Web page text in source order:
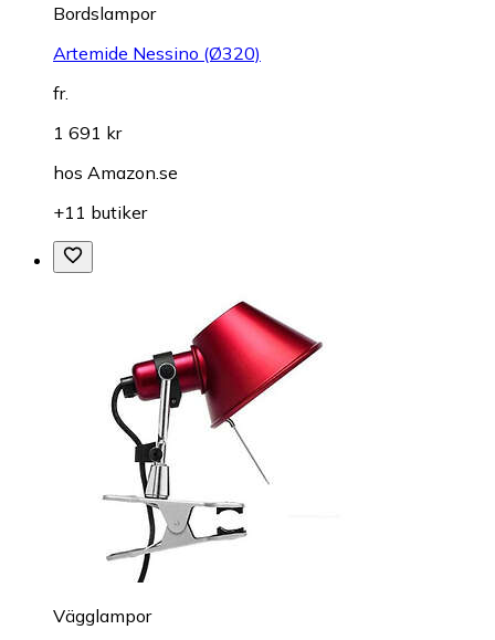
Bordslampor
Artemide Nessino (Ø320)
fr.
1 691 kr
hos Amazon.se
+11 butiker
Vägglampor